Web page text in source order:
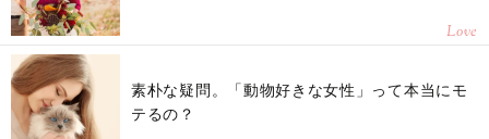
Love
素朴な疑問。「動物好きな女性」って本当にモ
テるの？